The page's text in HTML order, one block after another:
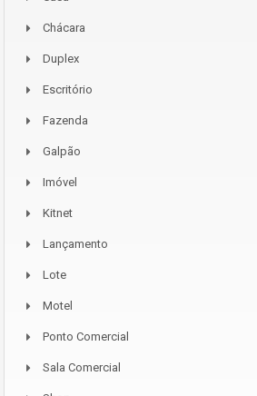
Chácara
Duplex
Escritório
Fazenda
Galpão
Imóvel
Kitnet
Lançamento
Lote
Motel
Ponto Comercial
Sala Comercial